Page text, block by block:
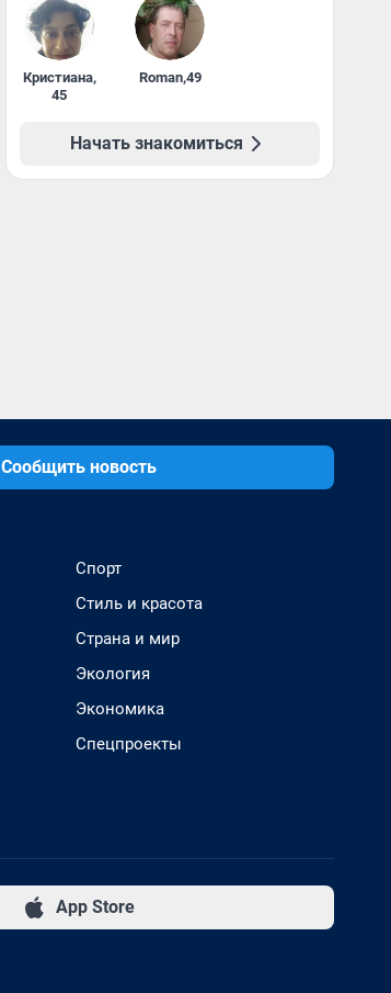
Кристиана,
45
Roman,49
Начать знакомиться
Сообщить новость
Спорт
Стиль и красота
Страна и мир
Экология
Экономика
Спецпроекты
App Store